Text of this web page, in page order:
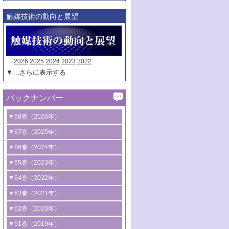
触媒技術の動向と展望
2026 2025 2024 2023 2022
▼…さらに表示する
バックナンバー
▼68巻（2026年）
1号 過酸化水素合成に関する研究動向
2号 コンピューター技術により加速する
触媒開発
3号 有機分子変換やCO 資源化のための
光触媒に関する最近の研究
B号 第137回触媒討論会（2026年）
▼67巻（2025年）
1号 CO
水素化によるグリーン燃料/グリ
ーンケミカル製造
2号 水素製造のための水分解技術に関す
る最近の研究
3号 オレフィン系樹脂の精密合成に関す
る最新技術
4号 アルコール類の効率的変換を実現す
▼66巻（2024年）
1号 低次元ナノ構造を有する触媒材料
2号 規制反応場を活用した固体触媒研究
の新展開
3号 未踏分子変換を目指した酸化触媒プ
ロセスの最前線
4号 シンクロトロン放射光および中性子
▼65巻（2023年）
1号 炭素が関わる触媒機能
2号 プラスチックケミカルリサイクルの
ための触媒技術
3号 非酸化物系金属化合物を基盤とした
▼64巻（2022年）
1号 合成ガス製造とCOを用いるケミカル
ズ合成の最新動向
2号 化学品合成のための合金触媒開発
▼63巻（2021年）
1号 金触媒の新展開
2号 ペロブスカイト
▼62巻（2020年）
1号 触媒設計を拓く欠陥構造のキャラク
▼61巻（2019年）